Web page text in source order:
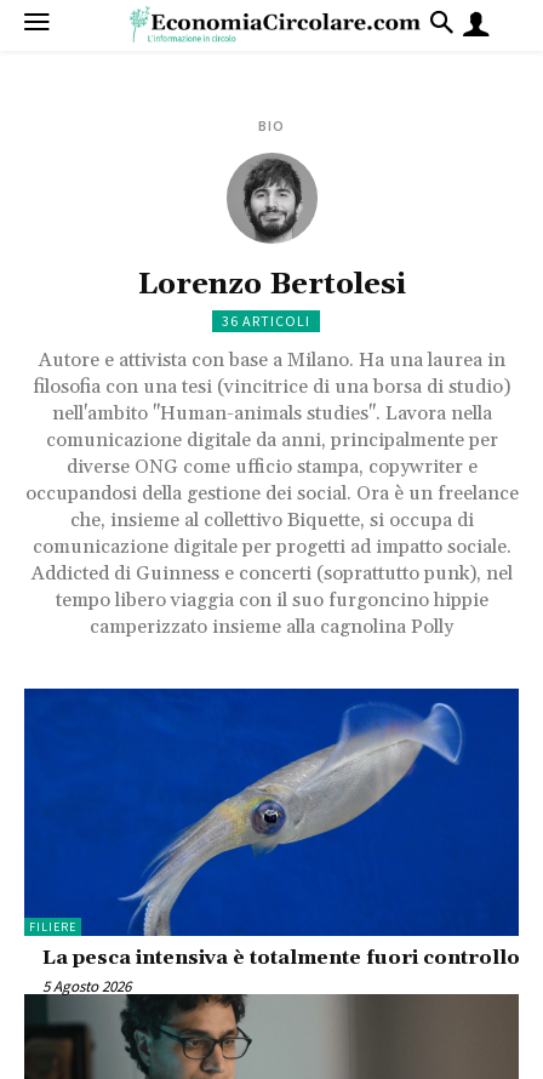
BIO
Lorenzo Bertolesi
36 ARTICOLI
Autore e attivista con base a Milano. Ha una laurea in
filosofia con una tesi (vincitrice di una borsa di studio)
nell'ambito "Human-animals studies". Lavora nella
comunicazione digitale da anni, principalmente per
diverse ONG come ufficio stampa, copywriter e
occupandosi della gestione dei social. Ora è un freelance
che, insieme al collettivo Biquette, si occupa di
comunicazione digitale per progetti ad impatto sociale.
Addicted di Guinness e concerti (soprattutto punk), nel
tempo libero viaggia con il suo furgoncino hippie
camperizzato insieme alla cagnolina Polly
FILIERE
La pesca intensiva è totalmente fuori controllo
5 Agosto 2026